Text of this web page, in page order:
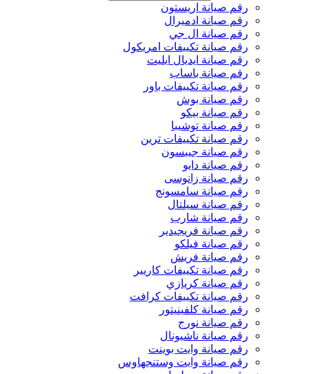
رقم صيانة اريستون
رقم صيانة ادميرال
رقم صيانة ال جي
رقم صيانة تكييفات امريكول
رقم صيانة ايديال ايليت
رقم صيانة باساب
رقم صيانة تكييفات باور
رقم صيانة بوش
رقم صيانة بيكو
رقم صيانة توشيبا
رقم صيانة تكييفات ترين
رقم صيانة جيبسون
رقم صيانة دايو
رقم صيانة زانوسى
رقم صيانة سامسونج
رقم صيانة سيلتال
رقم صيانة شارب
رقم صيانة فريجيدير
رقم صيانة فيلكو
رقم صيانة فريش
رقم صيانة تكييفات كاريير
رقم صيانة كريازي
رقم صيانة تكييفات كرافت
رقم صيانة كلفينيتور
رقم صيانة نورج
رقم صيانة ناشيونال
رقم صيانة وايت بوينت
رقم صيانة وايت وستنجهاوس